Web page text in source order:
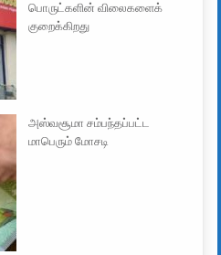
பொருட்களின் விலைகளைக்
குறைக்கிறது
அஸ்வசூமா சம்பந்தப்பட்ட
மாபெரும் மோசடி